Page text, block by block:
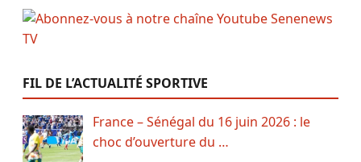
FIL DE L’ACTUALITÉ SPORTIVE
France – Sénégal du 16 juin 2026 : le
choc d’ouverture du …